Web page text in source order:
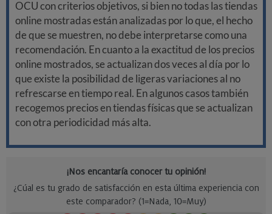
OCU con criterios objetivos, si bien no todas las tiendas
online mostradas están analizadas por lo que, el hecho
de que se muestren, no debe interpretarse como una
recomendación. En cuanto a la exactitud de los precios
online mostrados, se actualizan dos veces al día por lo
que existe la posibilidad de ligeras variaciones al no
refrescarse en tiempo real. En algunos casos también
recogemos precios en tiendas físicas que se actualizan
con otra periodicidad más alta.